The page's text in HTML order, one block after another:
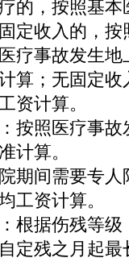
的，按照基
收入的，按
疗事故发生
算；无固定
资计算。
照医疗事故
计算。
间需要专人
工资计算。
据伤残等级
定残之月起